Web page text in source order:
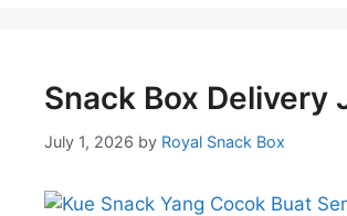
Snack Box Delivery
July 1, 2026 by Royal Snack Box